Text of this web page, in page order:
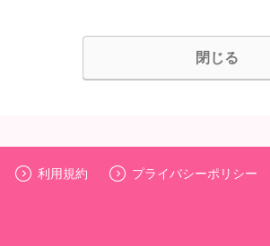
閉じる
利用規約 プライバシーポリシー